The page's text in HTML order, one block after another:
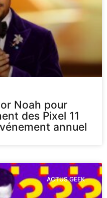
Noah pour
des Pixel 11
annuel
ACTUS GEEK